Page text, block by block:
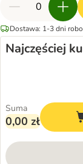
Dostawa: 1-3 dni
Najczęściej
Suma
0,00 zł